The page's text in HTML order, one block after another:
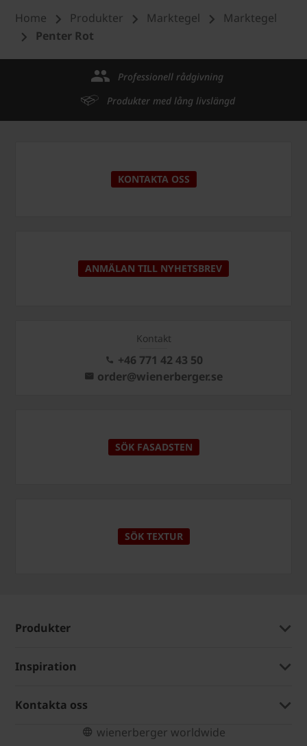
Home Produkter Marktegel
Marktegel
Penter Rot
Professionell rådgivning
Produkter med lång livslängd
KONTAKTA OSS
ANMÄLAN TILL NYHETSBREV
Kontakt
+46 771 42 43 50
order@wienerberger.se
SÖK FASADSTEN
SÖK TEXTUR
Produkter
Inspiration
Kontakta oss
wienerberger worldwide